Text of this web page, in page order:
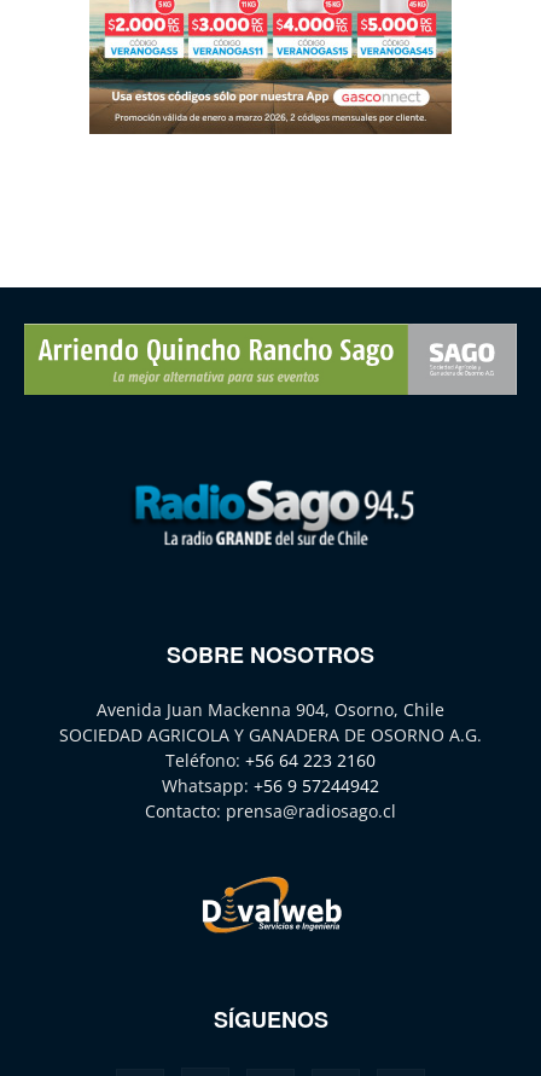
SOBRE NOSOTROS
Avenida Juan Mackenna 904, Osorno, Chile
SOCIEDAD AGRICOLA Y GANADERA DE OSORNO A.G.
Teléfono: +56 64 223 2160
Whatsapp: +56 9 57244942
Contacto: prensa@radiosago.cl
SÍGUENOS